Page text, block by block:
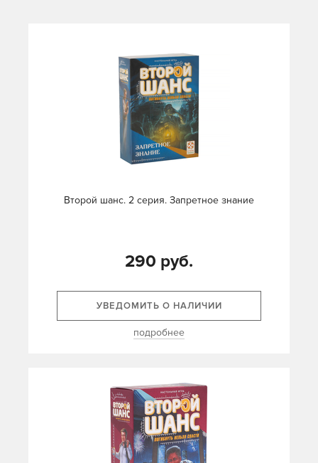
Второй шанс. 2 серия. Запретное знание
290 руб.
УВЕДОМИТЬ О НАЛИЧИИ
подробнее